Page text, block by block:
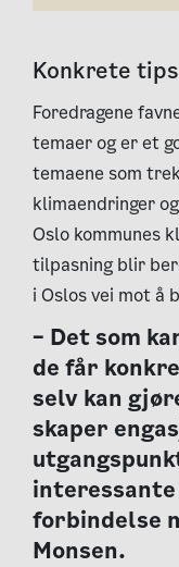
Konkrete
Foredragene
temaer og er et
temaene som
klimaendringer
Oslo kommunes
tilpasning blir
i Oslos vei mot å
– Det som
de får
selv kan
skaper
forbindelse
Monsen.